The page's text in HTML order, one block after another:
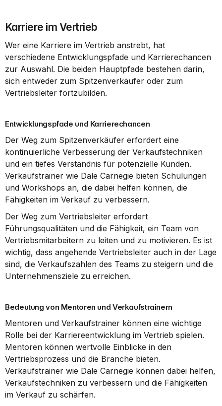
Karriere im Vertrieb
Wer eine Karriere im Vertrieb anstrebt, hat
verschiedene Entwicklungspfade und Karrierechancen
zur Auswahl. Die beiden Hauptpfade bestehen darin,
sich entweder zum Spitzenverkäufer oder zum
Vertriebsleiter fortzubilden.
Entwicklungspfade und Karrierechancen
Der Weg zum Spitzenverkäufer erfordert eine
kontinuierliche Verbesserung der Verkaufstechniken
und ein tiefes Verständnis für potenzielle Kunden.
Verkaufstrainer wie Dale Carnegie bieten Schulungen
und Workshops an, die dabei helfen können, die
Fähigkeiten im Verkauf zu verbessern.
Der Weg zum Vertriebsleiter erfordert
Führungsqualitäten und die Fähigkeit, ein Team von
Vertriebsmitarbeitern zu leiten und zu motivieren. Es ist
wichtig, dass angehende Vertriebsleiter auch in der Lage
sind, die Verkaufszahlen des Teams zu steigern und die
Unternehmensziele zu erreichen.
Bedeutung von Mentoren und Verkaufstrainern
Mentoren und Verkaufstrainer können eine wichtige
Rolle bei der Karriereentwicklung im Vertrieb spielen.
Mentoren können wertvolle Einblicke in den
Vertriebsprozess und die Branche bieten.
Verkaufstrainer wie Dale Carnegie können dabei helfen,
Verkaufstechniken zu verbessern und die Fähigkeiten
im Verkauf zu schärfen.